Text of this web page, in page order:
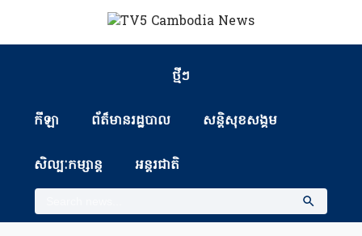
ថ្មីៗ
កីឡា ព័ត៏មានរដ្ឋបាល សន្តិសុខសង្គម
សិល្បៈកម្សាន្ត អន្តរជាតិ